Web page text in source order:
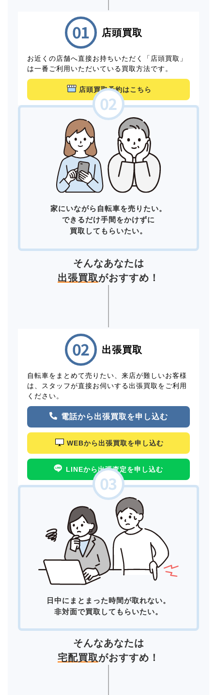
店頭買取
お近くの店舗へ直接お持ちいただく「店頭買取」
は一番ご利用いただいている買取方法です。
店頭買取予約はこちら
家にいながら自転車を売りたい。
できるだけ手間をかけずに
買取してもらいたい。
そんなあなたは
出張買取がおすすめ！
出張買取
自転車をまとめて売りたい、来店が難しいお客様
は、スタッフが直接お伺いする出張買取をご利用
ください。
電話から出張買取を申し込む
WEBから出張買取を申し込む
LINEから出張査定を申し込む
日中にまとまった時間が取れない。
非対面で買取してもらいたい。
そんなあなたは
宅配買取がおすすめ！